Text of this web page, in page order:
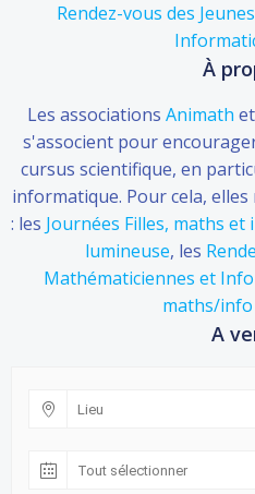
Rendez-vous des
À
Les associations Animath et
s'associent pour
cursus scientifique, en
informatique. Pour cela,
: les Journées Filles, maths
lumineuse, les
Mathématiciennes et
maths/
A